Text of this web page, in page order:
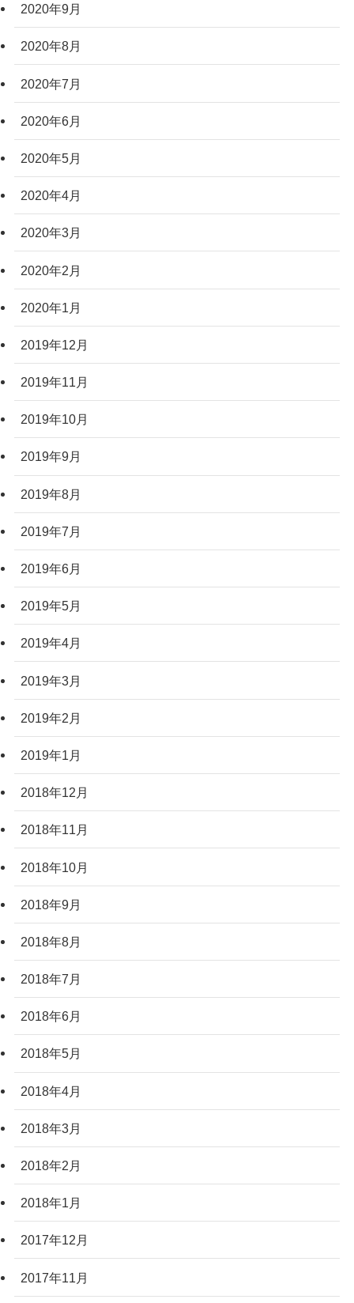
2020年9月
2020年8月
2020年7月
2020年6月
2020年5月
2020年4月
2020年3月
2020年2月
2020年1月
2019年12月
2019年11月
2019年10月
2019年9月
2019年8月
2019年7月
2019年6月
2019年5月
2019年4月
2019年3月
2019年2月
2019年1月
2018年12月
2018年11月
2018年10月
2018年9月
2018年8月
2018年7月
2018年6月
2018年5月
2018年4月
2018年3月
2018年2月
2018年1月
2017年12月
2017年11月